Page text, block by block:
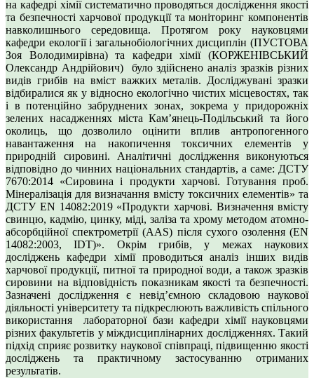
на кафедрі хімії систематично проводяться дослідження якості
та безпечності харчової продукції та моніторинг компонентів
навколишнього середовища. Протягом року науковцями
кафедри екології і загальнобіологічних дисциплін (ПУСТОВА
Зоя Володимирівна) та кафедри хімії (КОРЖЕНІВСЬКИЙ
Олександр Андрійович) було здійснено аналіз зразків різних
видів грибів на вміст важких металів. Досліджувані зразки
відбиралися як у відносно екологічно чистих місцевостях, так
і в потенційно забруднених зонах, зокрема у придорожніх
зелених насадженнях міста Кам’янець-Подільський та його
околиць, що дозволило оцінити вплив антропогенного
навантаження на накопичення токсичних елементів у
природній сировині. Аналітичні дослідження виконуються
відповідно до чинних національних стандартів, а саме: ДСТУ
7670:2014 «Сировина і продукти харчові. Готування проб.
Мінералізація для визначання вмісту токсичних елементів» та
ДСТУ EN 14082:2019 «Продукти харчові. Визначення вмісту
свинцю, кадмію, цинку, міді, заліза та хрому методом атомно-
абсорбційної спектрометрії (AAS) після сухого озолення (EN
14082:2003, IDT)». Окрім грибів, у межах наукових
досліджень кафедри хімії проводиться аналіз інших видів
харчової продукції, питної та природної води, а також зразків
сировини на відповідність показникам якості та безпечності.
Зазначені дослідження є невід’ємною складовою наукової
діяльності університету та підкреслюють важливість спільного
використання лабораторної бази кафедри хімії науковцями
різних факультетів у міждисциплінарних дослідженнях. Такий
підхід сприяє розвитку наукової співпраці, підвищенню якості
досліджень та практичному застосуванню отриманих
результатів.